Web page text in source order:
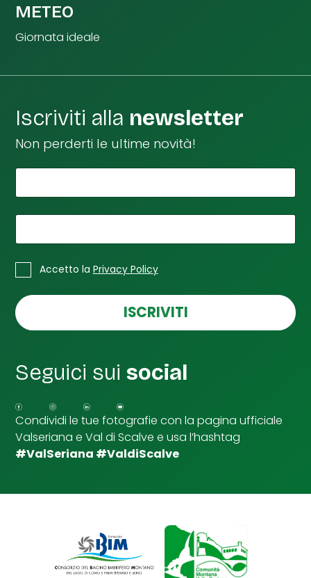
METEO
Giornata ideale
Iscriviti alla newsletter
Non perderti le ultime novità!
p
u
t
a
a
i
C
a
e
l
i
p
u
n
t
a
* Accetto la Privacy Policy
ISCRIVITI
Seguici suisocial
Condividi le tue fotografie con la pagina ufficiale
Valseriana e Val di Scalve e usa l’hashtag
#ValSeriana #ValdiScalve